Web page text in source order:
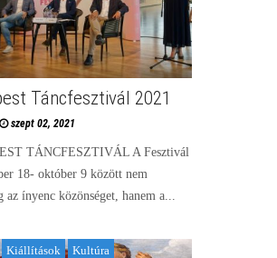
Táncfesztivál 2021
szept 02, 2021
TÁNCFESZTIVÁL A Fesztivál
18- október 9 között nem
az ínyenc közönséget, hanem a...
Kiállítások Kultúra